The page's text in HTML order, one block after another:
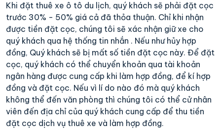
Khi đặt thuê xe ô tô du lịch, quý khách sẽ phải đặt cọc
trước 30% - 50% giá cả đã thỏa thuận. Chỉ khi nhận
được tiền đặt cọc, chúng tôi sẽ xác nhận giữ xe cho
quý khách qua hệ thống tin nhắn . Nếu như hủy hợp
đồng, Quý khách sẽ bị mất số tiền đặt cọc này. Để đặt
cọc, quý khách có thể chuyển khoản qua tài khoản
ngân hàng được cung cấp khi làm hợp đồng, để kí hợp
đồng và đặt cọc. Nếu vì lí do nào đó mà quý khách
không thể đến văn phòng thì chúng tôi có thể cử nhân
viên đến địa chỉ của quý khách cung cấp để thu tiền
đặt cọc dịch vụ thuê xe và làm hợp đồng.